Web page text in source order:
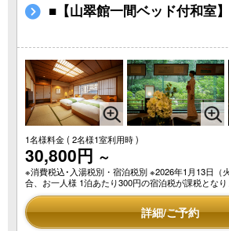
■【山翠館一間ベッド付和室】
1名様料金( 2名様1室利用時 )
30,800円 ～
※消費税込･入湯税別・宿泊税別 ※2026年1月13日（
合、お一人様 1泊あたり300円の宿泊税が課税となり
詳細/ご予約